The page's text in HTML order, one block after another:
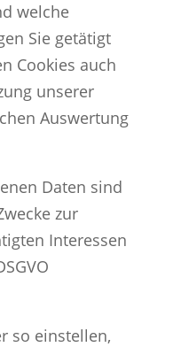
welche
Sie getätigt
Cookies auch
unserer
Auswertung
Daten sind
zur
Interessen
so einstellen,